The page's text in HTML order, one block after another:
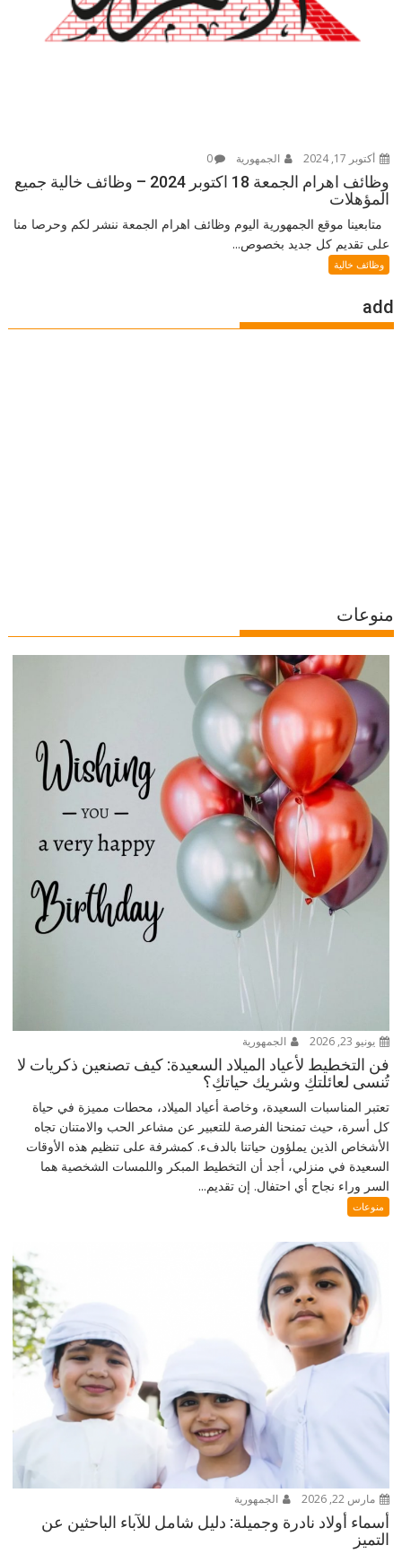
أكتوبر 17, 2024 الجمهورية 0
وظائف اهرام الجمعة 18 اكتوبر 2024 – وظائف خالية جميع
المؤهلات
متابعينا موقع الجمهورية اليوم وظائف اهرام الجمعة ننشر لكم وحرصا منا
على تقديم كل جديد بخصوص...
وظائف خالية
add
منوعات
يونيو 23, 2026 الجمهورية
فن التخطيط لأعياد الميلاد السعيدة: كيف تصنعين ذكريات لا
تُنسى لعائلتكِ وشريك حياتكِ؟
تعتبر المناسبات السعيدة، وخاصة أعياد الميلاد، محطات مميزة في حياة
كل أسرة، حيث تمنحنا الفرصة للتعبير عن مشاعر الحب والامتنان تجاه
الأشخاص الذين يملؤون حياتنا بالدفء. كمشرفة على تنظيم هذه الأوقات
السعيدة في منزلي، أجد أن التخطيط المبكر واللمسات الشخصية هما
السر وراء نجاح أي احتفال. إن تقديم...
منوعات
مارس 22, 2026 الجمهورية
أسماء أولاد نادرة وجميلة: دليل شامل للآباء الباحثين عن
التميز